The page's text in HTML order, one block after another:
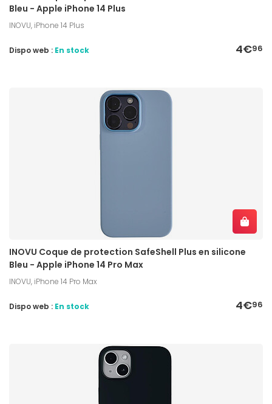
Bleu - Apple iPhone 14 Plus
INOVU, iPhone 14 Plus
4€96
Dispo web : En stock
INOVU Coque de protection SafeShell Plus en silicone
Bleu - Apple iPhone 14 Pro Max
INOVU, iPhone 14 Pro Max
4€96
Dispo web : En stock